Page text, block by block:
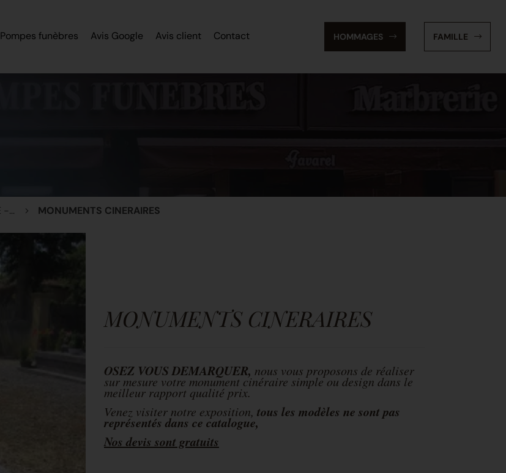
HOMMAGES
Pompes funèbres Avis Google Avis client Contact FAMILLE
MONUMENTS - MARBRERIE - STELES MONUMENTS CINERAIRES
MONUMENTS CINERAIRES
OSEZ VOUS DEMARQUER, nous vous proposons de réaliser
sur mesure votre monument cinéraire simple ou design dans le
meilleur rapport qualité prix.
Venez visiter notre exposition, tous les modèles ne sont pas
représentés dans ce catalogue,
Nos devis sont gratuits